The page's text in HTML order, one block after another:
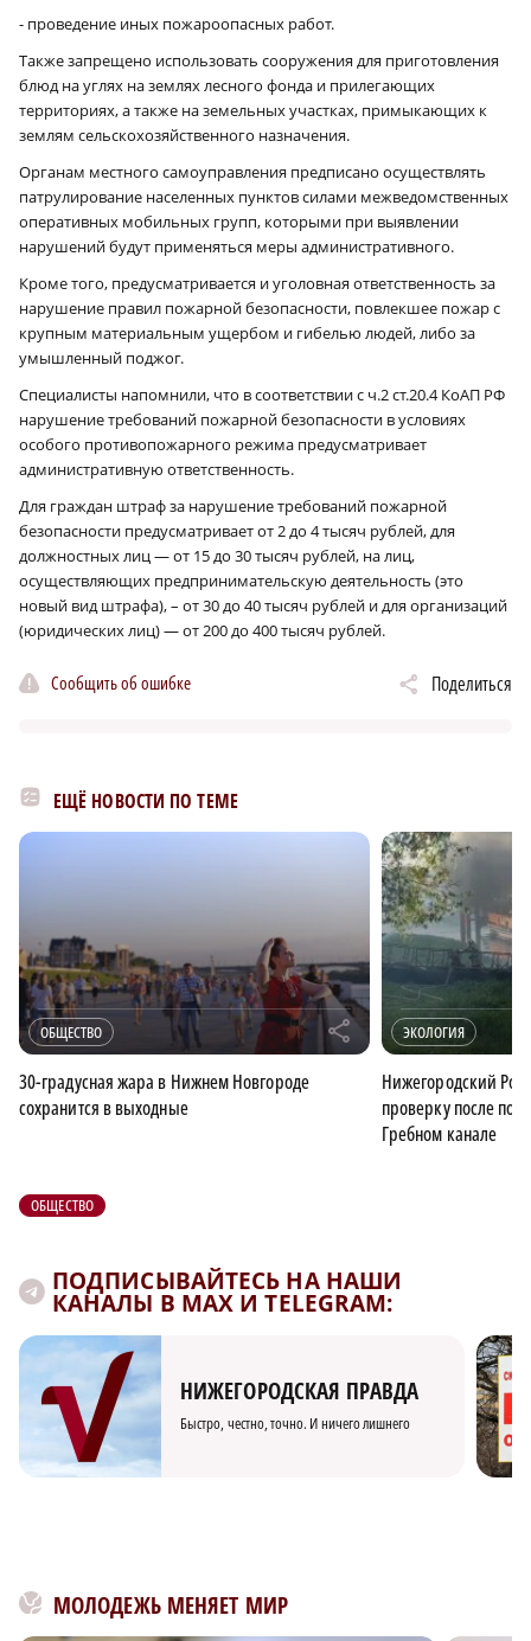
- проведение иных пожароопасных работ.
Также запрещено использовать сооружения для приготовления
блюд на углях на землях лесного фонда и прилегающих
территориях, а также на земельных участках, примыкающих к
землям сельскохозяйственного назначения.
Органам местного самоуправления предписано осуществлять
патрулирование населенных пунктов силами межведомственных
оперативных мобильных групп, которыми при выявлении
нарушений будут применяться меры административного.
Кроме того, предусматривается и уголовная ответственность за
нарушение правил пожарной безопасности, повлекшее пожар с
крупным материальным ущербом и гибелью людей, либо за
умышленный поджог.
Специалисты напомнили, что в соответствии с ч.2 ст.20.4 КоАП РФ
нарушение требований пожарной безопасности в условиях
особого противопожарного режима предусматривает
административную ответственность.
Для граждан штраф за нарушение требований пожарной
безопасности предусматривает от 2 до 4 тысяч рублей, для
должностных лиц — от 15 до 30 тысяч рублей, на лиц,
осуществляющих предпринимательскую деятельность (это
новый вид штрафа), – от 30 до 40 тысяч рублей и для организаций
(юридических лиц) — от 200 до 400 тысяч рублей.
Сообщить об ошибке Поделиться
ЕЩЁ НОВОСТИ ПО ТЕМЕ
ОБЩЕСТВО r
30-градусная жара в Нижнем Новгороде
сохранится в выходные
ЭКОЛОГИЯ
Нижегородский
проверку после
Гребном канале
ОБЩЕСТВО
ПОДПИСЫВАЙТЕСЬ НА НАШИ
КАНАЛЫ В MAX И TELEGRAM:
НИЖЕГОРОДСКАЯ ПРАВДА
Быстро, честно, точно. И ничего лишнего
МОЛОДЕЖЬ МЕНЯЕТ МИР